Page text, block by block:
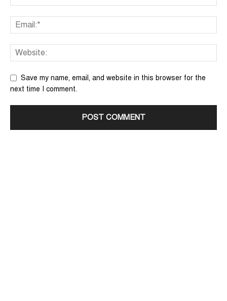
Save my name, email, and website in this browser for the
next time I comment.